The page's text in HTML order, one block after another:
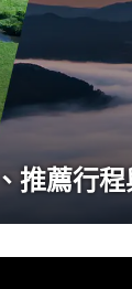
推薦行